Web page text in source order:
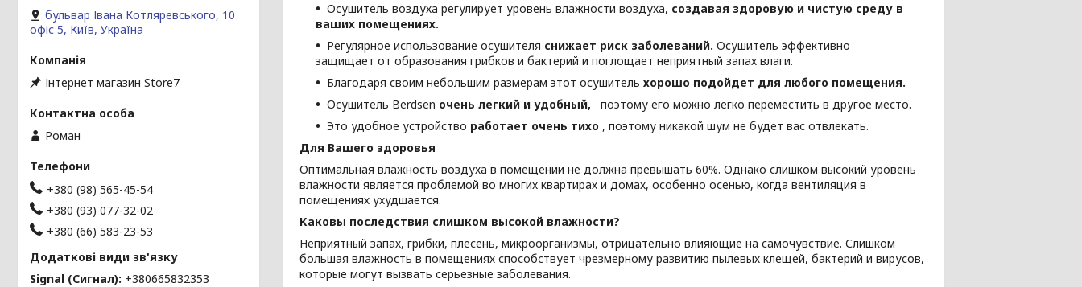
Осушитель воздуха регулирует уровень влажности воздуха, создавая здоровую и чистую среду в
ваших помещениях.
Регулярное использование осушителя снижает риск заболеваний. Осушитель эффективно
защищает от образования грибков и бактерий и поглощает неприятный запах влаги.
Благодаря своим небольшим размерам этот осушитель хорошо подойдет для любого помещения.
Осушитель Berdsen очень легкий и удобный, поэтому его можно легко переместить в другое место.
Это удобное устройство работает очень тихо , поэтому никакой шум не будет вас отвлекать.
Для Вашего здоровья
Оптимальная влажность воздуха в помещении не должна превышать 60%. Однако слишком высокий уровень
влажности является проблемой во многих квартирах и домах, особенно осенью, когда вентиляция в
помещениях ухудшается.
Каковы последствия слишком высокой влажности?
Неприятный запах, грибки, плесень, микроорганизмы, отрицательно влияющие на самочувствие. Слишком
большая влажность в помещениях способствует чрезмерному развитию пылевых клещей, бактерий и вирусов,
которые могут вызвать серьезные заболевания.
бульвар Івана Котляревського, 10
офіс 5, Київ, Україна
Інтернет магазин Store7
Роман
+380 (98) 565-45-54
+380 (93) 077-32-02
+380 (66) 583-23-53
Signal (Сигнал) +380665832353